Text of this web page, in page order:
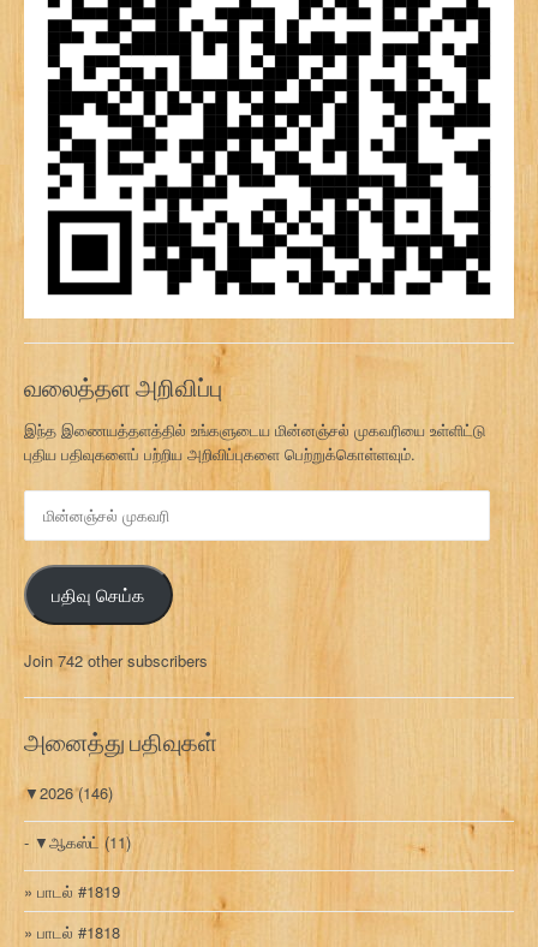
வலைத்தள அறிவிப்பு
இந்த இணையத்தளத்தில் உங்களுடைய மின்னஞ்சல் முகவரியை உள்ளிட்டு
புதிய பதிவுகளைப் பற்றிய அறிவிப்புகளை பெற்றுக்கொள்ளவும்.
ன
ஞ்
ச
ல்
க
வ
பதிவு செய்க
Join 742 other subscribers
அனைத்து பதிவுகள்
▼2026(146)
▼ஆகஸ்ட் (11)
பாடல் #1819
பாடல் #1818